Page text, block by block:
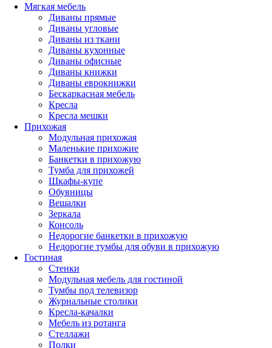
Мягкая мебель
Диваны прямые
Диваны угловые
Диваны из ткани
Диваны кухонные
Диваны офисные
Диваны книжки
Диваны еврокнижки
Бескаркасная мебель
Кресла
Кресла мешки
Прихожая
Модульная прихожая
Маленькие прихожие
Банкетки в прихожую
Тумба для прихожей
Шкафы-купе
Обувницы
Вешалки
Зеркала
Консоль
Недорогие банкетки в прихожую
Недорогие тумбы для обуви в прихожую
Гостиная
Стенки
Модульная мебель для гостиной
Тумбы под телевизор
Журнальные столики
Кресла-качалки
Мебель из ротанга
Стеллажи
Полки